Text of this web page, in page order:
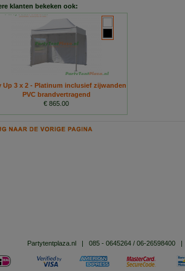
klanten bekeken ook:
Up 3 x 2 - Platinum inclusief zijwanden
PVC brandvertragend
€ 865.00
Partytentplaza.nl 085 - 0645264 / 06-26598400|